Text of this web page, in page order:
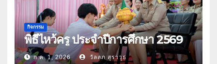
กิจกรรม
พิธีไหว้ครู ประจำปีการศึกษา 2569
ก.ค. 1, 2026 วัลลภ สุราวุธ